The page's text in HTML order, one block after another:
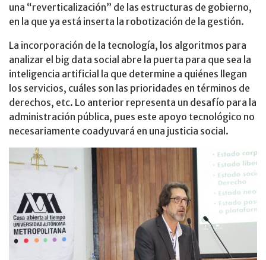
una “reverticalización” de las estructuras de gobierno,
en la que ya está inserta la robotización de la gestión.
La incorporación de la tecnología, los algoritmos para
analizar el big data social abre la puerta para que sea la
inteligencia artificial la que determine a quiénes llegan
los servicios, cuáles son las prioridades en términos de
derechos, etc. Lo anterior representa un desafío para la
administración pública, pues este apoyo tecnológico no
necesariamente coadyuvará en una justicia social.